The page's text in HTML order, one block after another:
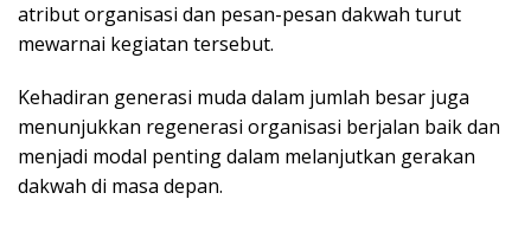
atribut organisasi dan pesan-pesan dakwah turut
mewarnai kegiatan tersebut.
Kehadiran generasi muda dalam jumlah besar juga
menunjukkan regenerasi organisasi berjalan baik dan
menjadi modal penting dalam melanjutkan gerakan
dakwah di masa depan.